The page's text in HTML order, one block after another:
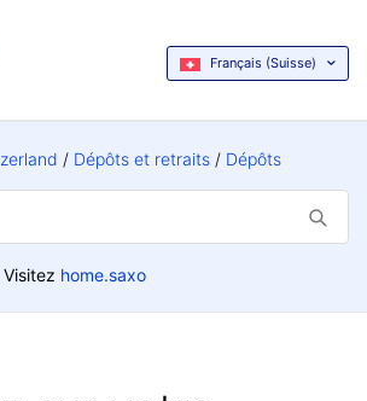
Français (Suisse)
Dépôts et retraits Dépôts
Visitez home.saxo